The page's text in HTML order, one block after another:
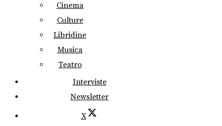
Cinema
Culture
Libridine
Musica
Teatro
Interviste
Newsletter
X